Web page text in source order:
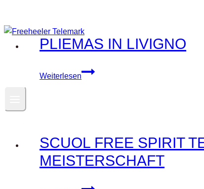
PLIEMAS IN LIVIGNO
Weiterlesen
PLIEMAS
SCUOL FREE SPIRIT
MEISTERSCHAFT